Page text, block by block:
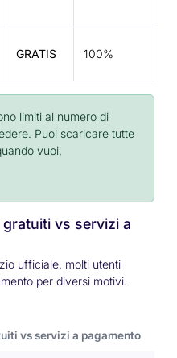
GRATIS 100%
limiti al numero di
Puoi scaricare tutte
vuoi,
vs servizi a
ufficiale, molti utenti
per diversi motivi.
vs servizi a pagamento